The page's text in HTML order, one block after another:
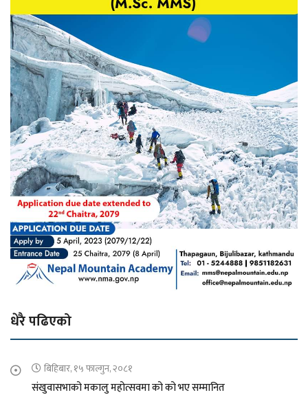
धेरै पढिएको
बिहिबार, १५ फाल्गुन, २०८१
संखुवासभाको मकालु महोत्सवमा को को भए सम्मानित